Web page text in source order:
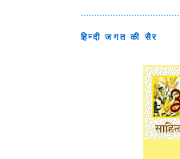
हिन्दी जगत की सैर